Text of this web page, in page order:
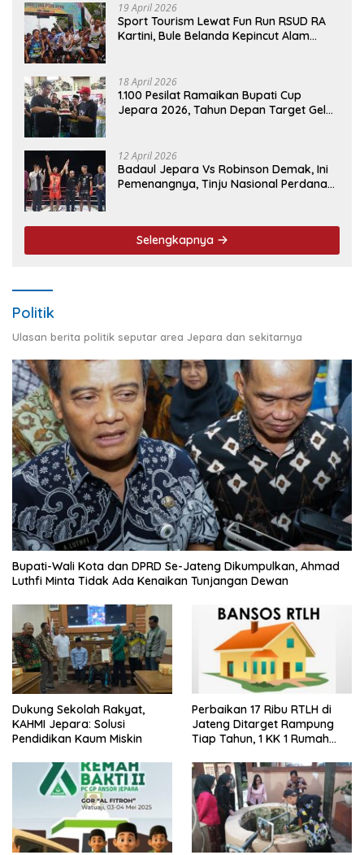
19 April 2026
Sport Tourism Lewat Fun Run RSUD RA
Kartini, Bule Belanda Kepincut Alam
18 April 2026
1.100 Pesilat Ramaikan Bupati Cup
Jepara 2026, Tahun Depan Target Gelar
12 April 2026
Badaul Jepara Vs Robinson Demak, Ini
Pemenangnya, Tinju Nasional Perdana
Selengkapnya
Politik
Ulasan berita politik seputar area Jepara dan sekitarnya
Bupati-Wali Kota dan DPRD Se-Jateng Dikumpulkan, Ahmad
Luthfi Minta Tidak Ada Kenaikan Tunjangan Dewan
Dukung Sekolah Rakyat,
KAHMI Jepara: Solusi
Pendidikan Kaum Miskin
Perbaikan 17 Ribu RTLH di
Jateng Ditarget Rampung
Tiap Tahun, 1 KK 1 Rumah